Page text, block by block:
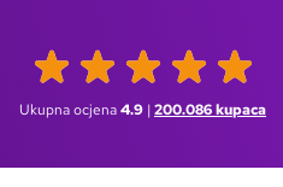
Ukupna ocjena4.9 |200.086kupaca